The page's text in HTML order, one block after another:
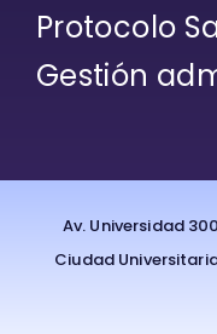
Protocolo
Gestión
Av. Universidad
Ciudad